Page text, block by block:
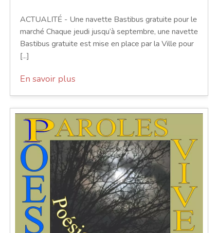
ACTUALITÉ - Une navette Bastibus gratuite pour le
marché Chaque jeudi jusqu’à septembre, une navette
Bastibus gratuite est mise en place par la Ville pour
[...]
En savoir plus